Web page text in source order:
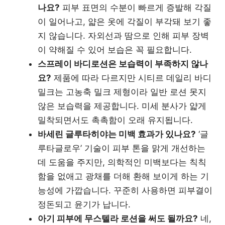
나요? 피부 표면의 수분이 빠르게 증발해 각질
이 일어나고, 얇은 옷에 각질이 부각돼 보기 좋
지 않습니다. 자외선과 땀으로 인해 피부 장벽
이 약해질 수 있어 보습은 꼭 필요합니다.
스프레이 바디로션은 보습력이 부족하지 않나
요? 제품에 따라 다르지만 시티르 데일리 바디
밀크는 고농축 밀크 제형이라 일반 로션 못지
않은 보습력을 제공합니다. 미세 분사가 얇게
밀착되면서도 촉촉함이 오래 유지됩니다.
바세린 글루타히야는 미백 효과가 있나요? ‘글
루타글로우’ 기술이 피부 톤을 맑게 개선하는
데 도움을 주지만, 의학적인 미백보다는 칙칙
함을 없애고 광채를 더해 환해 보이게 하는 기
능성에 가깝습니다. 꾸준히 사용하면 피부결이
정돈되고 윤기가 납니다.
아기 피부에 무스텔라 로션을 써도 될까요? 네,